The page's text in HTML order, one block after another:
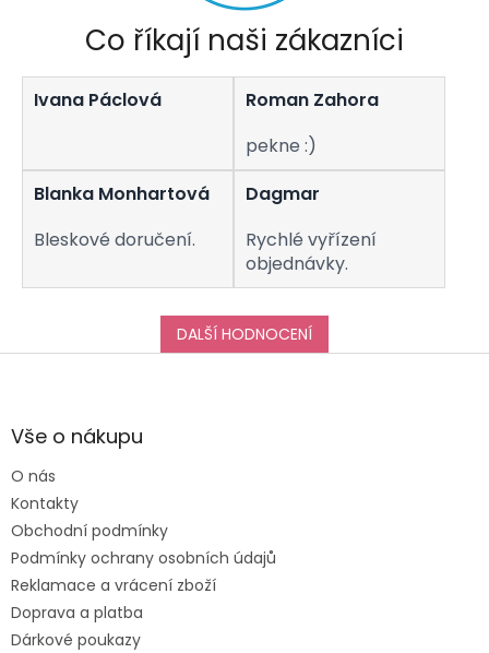
v
k
v
ý
i
s
u
Co říkají naši zákazníci
Ivana Páclová
Roman Zahora
pekne :)
Blanka Monhartová
Bleskové doručení.
Dagmar
Rychlé vyřízení
objednávky.
DALŠÍ HODNOCENÍ
Z
aVše o nákupu
O nás
Kontakty
Obchodní podmínky
Podmínky ochrany osobních údajů
Reklamace a vrácení zboží
Doprava a platba
Dárkové poukazy